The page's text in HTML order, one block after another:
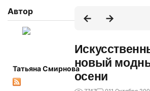
Автор
Татьяна Смирновановый
осени